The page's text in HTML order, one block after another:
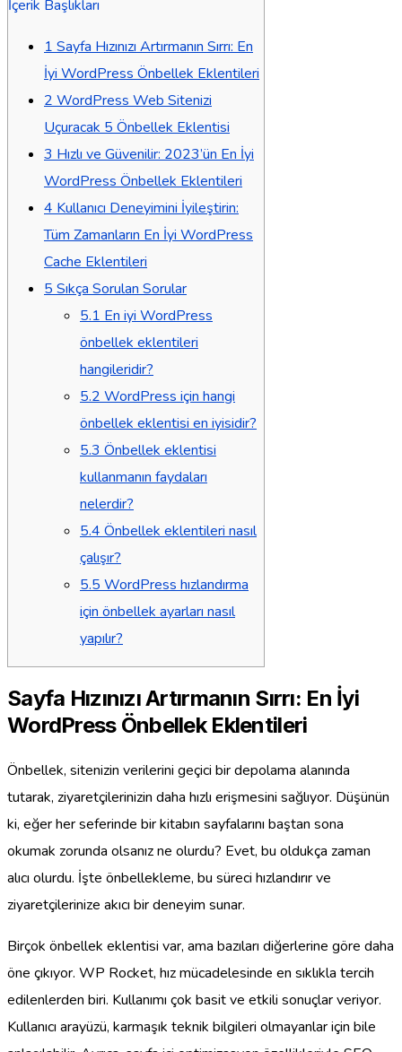
İçerik Başlıkları
1 Sayfa Hızınızı Artırmanın Sırrı: En
İyi WordPress Önbellek Eklentileri
2 WordPress Web Sitenizi
Uçuracak 5 Önbellek Eklentisi
3 Hızlı ve Güvenilir: 2023’ün En İyi
WordPress Önbellek Eklentileri
4 Kullanıcı Deneyimini İyileştirin:
Tüm Zamanların En İyi WordPress
Cache Eklentileri
5 Sıkça Sorulan Sorular
5.1 En iyi WordPress
önbellek eklentileri
hangileridir?
5.2 WordPress için hangi
önbellek eklentisi en iyisidir?
5.3 Önbellek eklentisi
kullanmanın faydaları
nelerdir?
5.4 Önbellek eklentileri nasıl
çalışır?
5.5 WordPress hızlandırma
için önbellek ayarları nasıl
yapılır?
Sayfa Hızınızı Artırmanın Sırrı: En İyi
WordPress Önbellek Eklentileri
Önbellek, sitenizin verilerini geçici bir depolama alanında
tutarak, ziyaretçilerinizin daha hızlı erişmesini sağlıyor. Düşünün
ki, eğer her seferinde bir kitabın sayfalarını baştan sona
okumak zorunda olsanız ne olurdu? Evet, bu oldukça zaman
alıcı olurdu. İşte önbellekleme, bu süreci hızlandırır ve
ziyaretçilerinize akıcı bir deneyim sunar.
Birçok önbellek eklentisi var, ama bazıları diğerlerine göre daha
öne çıkıyor. WP Rocket, hız mücadelesinde en sıklıkla tercih
edilenlerden biri. Kullanımı çok basit ve etkili sonuçlar veriyor.
Kullanıcı arayüzü, karmaşık teknik bilgileri olmayanlar için bile